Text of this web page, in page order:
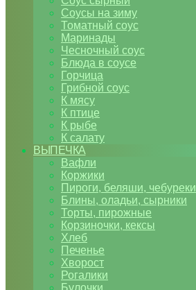
Соусы на зиму
Томатный соус
Маринады
Чесночный соус
Блюда в соусе
Горчица
Грибной соус
К мясу
К птице
К рыбе
К салату
ВЫПЕЧКА
Вафли
Коржики
Пироги, беляши, чебуреки
Блины, оладьи, сырники
Торты, пирожные
Корзиночки, кексы
Хлеб
Печенье
Хворост
Рогалики
Булочки